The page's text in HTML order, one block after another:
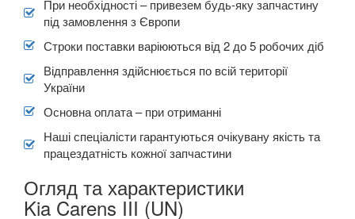
При необхідності – привезем будь-яку запчастину
під замовлення з Європи
Строки поставки варіюються від 2 до 5 робочих діб
Відправлення здійснюється по всій території
України
Основна оплата – при отриманні
Наші спеціалісти гарантуються очікувану якість та
працездатність кожної запчастини
Огляд та характеристики
Kia Carens III (UN)